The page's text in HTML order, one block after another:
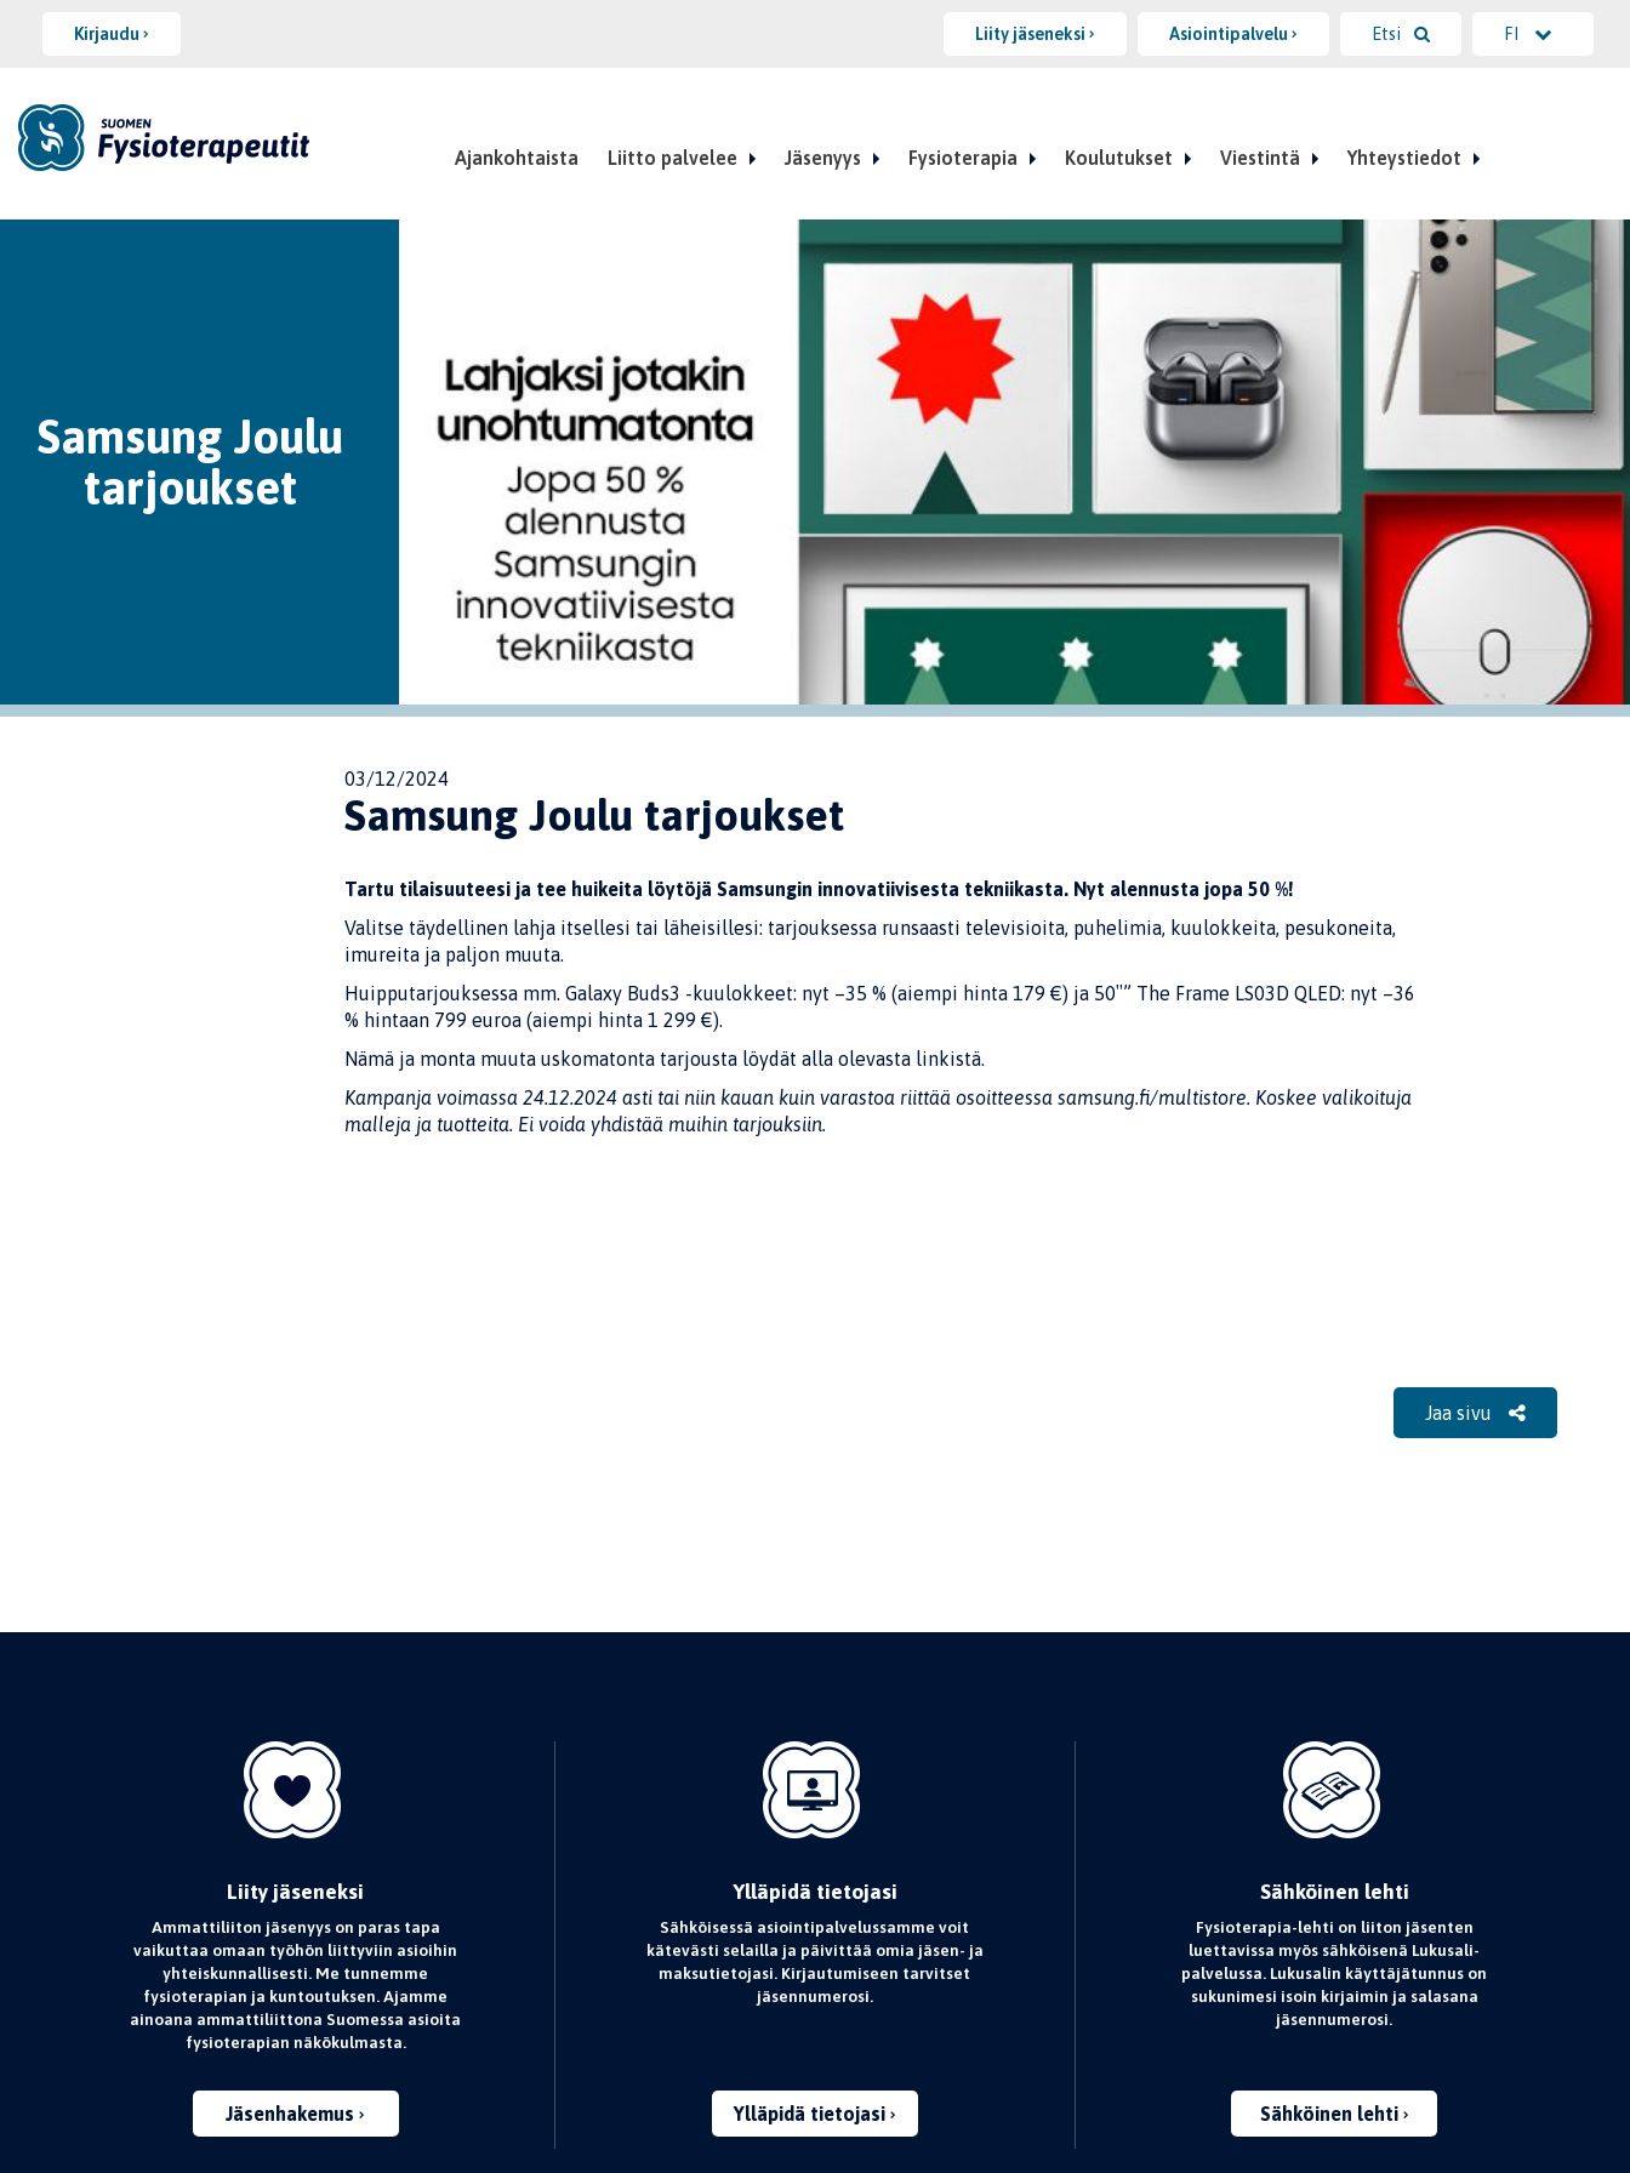
Kirjaudu Liity jäseneksi Asiointipalvelu Etsi FI
Ajankohtaista Liitto palvelee Jäsenyys Fysioterapia Koulutukset Viestintä Yhteystiedot
Samsung Joulu
tarjoukset
03/12/2024
Samsung Joulu tarjoukset
Tartu tilaisuuteesi ja tee huikeita löytöjä Samsungin innovatiivisesta tekniikasta. Nyt alennusta jopa 50 %!
Valitse täydellinen lahja itsellesi tai läheisillesi: tarjouksessa runsaasti televisioita, puhelimia, kuulokkeita, pesukoneita,
imureita ja paljon muuta.
Huipputarjouksessa mm. Galaxy Buds3 -kuulokkeet: nyt –35 % (aiempi hinta 179 €) ja 50″” The Frame LS03D QLED: nyt –36
% hintaan 799 euroa (aiempi hinta 1 299 €).
Nämä ja monta muuta uskomatonta tarjousta löydät alla olevasta linkistä.
Kampanja voimassa 24.12.2024 asti tai niin kauan kuin varastoa riittää osoitteessa samsung.fi/multistore. Koskee valikoituja
malleja ja tuotteita. Ei voida yhdistää muihin tarjouksiin.
Jaa sivu
Liity jäseneksi
Ammattiliiton jäsenyys on paras tapa
vaikuttaa omaan työhön liittyviin asioihin
yhteiskunnallisesti. Me tunnemme
fysioterapian ja kuntoutuksen. Ajamme
ainoana ammattiliittona Suomessa asioita
fysioterapian näkökulmasta.
Jäsenhakemus
Ylläpidä tietojasi
Sähköisessä asiointipalvelussamme voit
kätevästi selailla ja päivittää omia jäsen- ja
maksutietojasi. Kirjautumiseen tarvitset
jäsennumerosi.
Ylläpidä tietojasi
Sähköinen lehti
Fysioterapia-lehti on liiton jäsenten
luettavissa myös sähköisenä Lukusali-
palvelussa. Lukusalin käyttäjätunnus on
sukunimesi isoin kirjaimin ja salasana
jäsennumerosi.
Sähköinen lehti